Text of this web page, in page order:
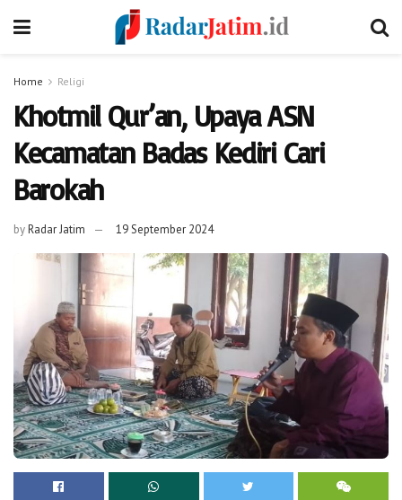
Home Religi
Khotmil Qur’an, Upaya ASN
Kecamatan Badas Kediri Cari
Barokah
byRadar Jatim 19 September 2024